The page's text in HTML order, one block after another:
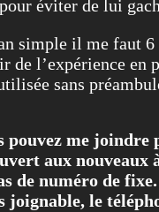
éviter de lui
simple il me faut 6
de l’expérience en
sans
pouvez me joindre
aux
de numéro de
joignable, le